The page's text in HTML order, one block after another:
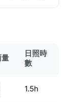
量
日照時
數
1.5h